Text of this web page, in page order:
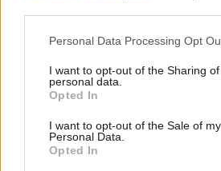
Please note that this website/app
not limited to your visit or usage
grant or deny consent to Google and
use your data for below specified
consent section.
Personal Data Processing Opt
I want to opt-out of the Sharing
personal data.
Opted In
I want to opt-out of the Sale of my
Personal Data.
Opted In
ολοκλήρωση της νομοθεσίας
επιβατών αεροπορικών
με παρέμβαση στην Ολομέλεια
Κοινοβουλίου στο Στρασβούργο
ευρωομάδας της ΝΔ και
Μεταφορών και Τουρισμού
Κοινοβουλίου, Ελίζα